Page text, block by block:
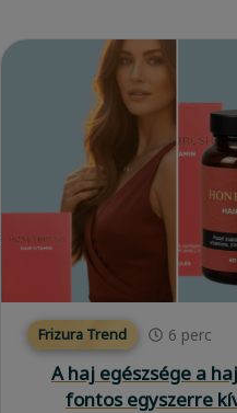
Frizura Trend 6 perc
A haj egészsége a
fontos egyszerre